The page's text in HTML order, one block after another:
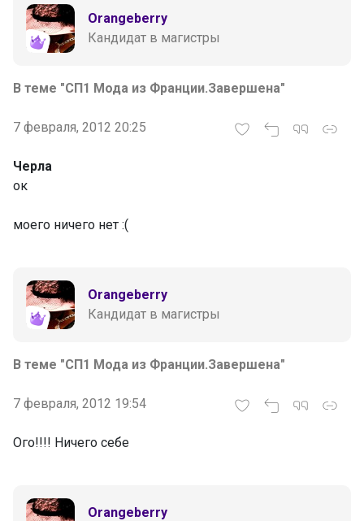
Orangeberry
Кандидат в магистры
В теме "СП1 Мода из Франции.Завершена"
7 февраля, 2012 20:25
Черла
ок
моего ничего нет :(
Orangeberry
Кандидат в магистры
В теме "СП1 Мода из Франции.Завершена"
7 февраля, 2012 19:54
Ого!!!! Ничего себе
Orangeberry